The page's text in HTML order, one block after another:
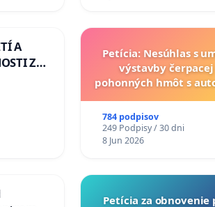
A
ZA
Petícia: Nesúhlas s
výstavby
pohonných hmôt s
Grob - Čierna
784 podpisov
249 Podpisy / 30 dni
8 Jun 2026
​Petícia za obnovenie